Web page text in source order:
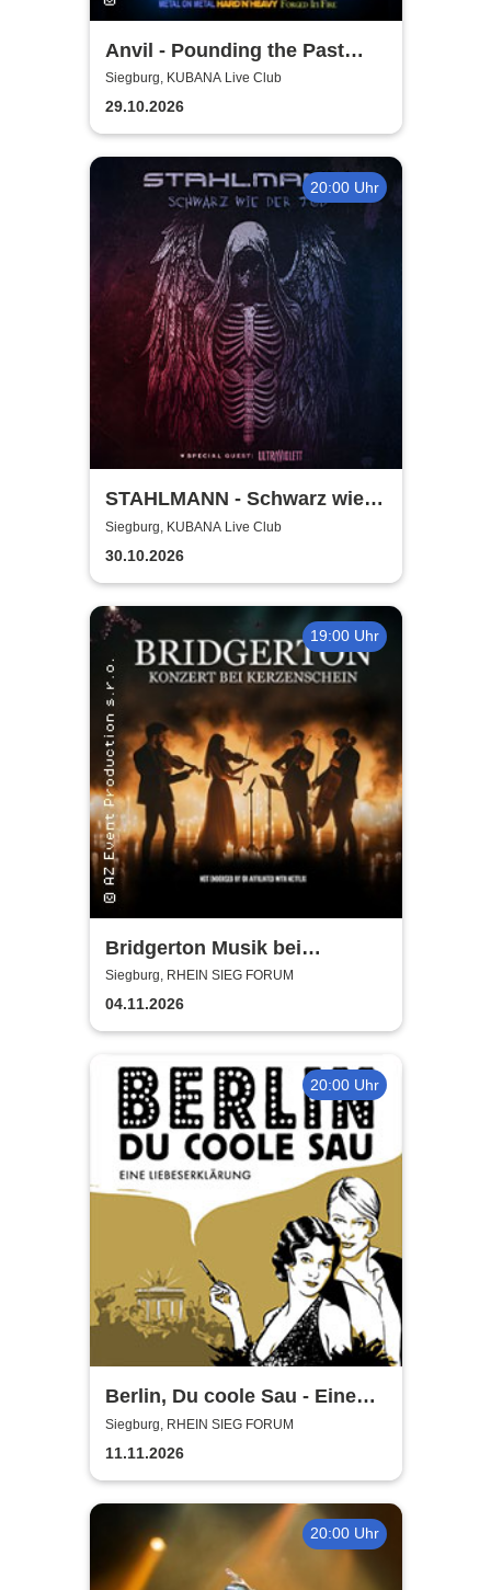
Anvil - Pounding the Past
Tour
Siegburg, KUBANA Live Club
29.10.2026
20:00 Uhr
STAHLMANN - Schwarz wie
der Tod Tour 2026
Siegburg, KUBANA Live Club
30.10.2026
19:00 Uhr
Bridgerton Musik bei
Kerzenschein
Siegburg, RHEIN SIEG FORUM
04.11.2026
20:00 Uhr
Berlin, Du coole Sau - Eine
Liebeserklärung
Siegburg, RHEIN SIEG FORUM
11.11.2026
20:00 Uhr